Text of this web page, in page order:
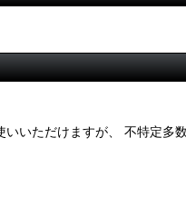
いただけますが、 不特定多